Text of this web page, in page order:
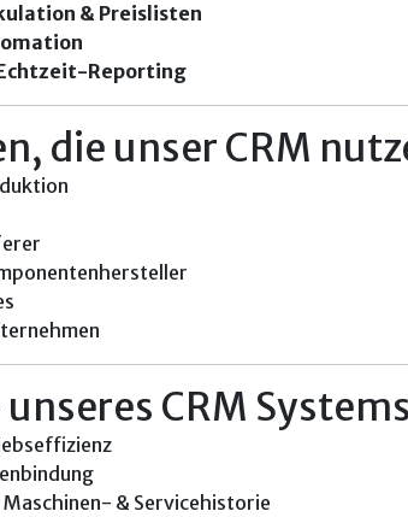
& Preislisten
Reporting
die unser CRM
CRM Systems
& Servicehistorie